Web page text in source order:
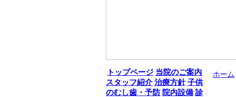
トップページ 当院のご案内
スタッフ紹介 治療方針 子供
のむし歯・予防 院内設備 診
ホーム